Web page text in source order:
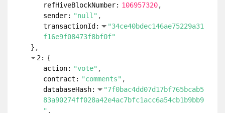
324: { ... }
325: { ...
}
326: { ...
}
327: { ... }
330: { ...
}
331: {
332: {}
]